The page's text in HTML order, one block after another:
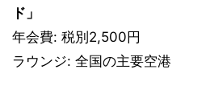
ド」
年会費: 税別2,500円
ラウンジ: 全国の主要空港